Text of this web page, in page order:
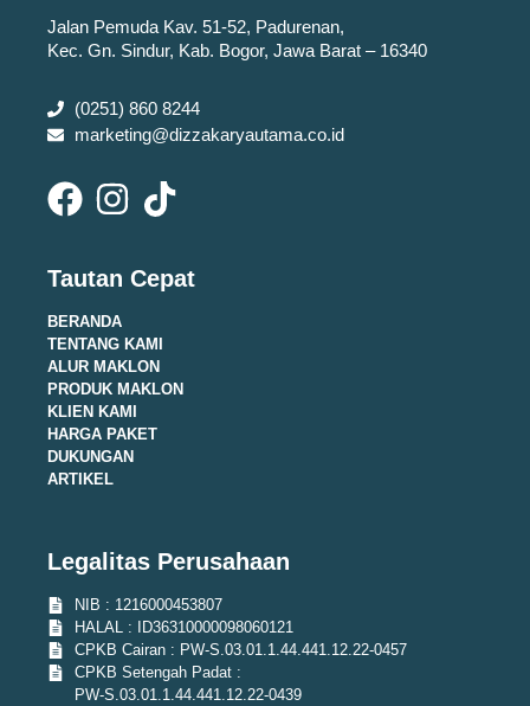
Jalan Pemuda Kav. 51-52, Padurenan,
Kec. Gn. Sindur, Kab. Bogor, Jawa Barat – 16340
(0251) 860 8244
marketing@dizzakaryautama.co.id
Tautan Cepat
BERANDA
TENTANG KAMI
ALUR MAKLON
PRODUK MAKLON
KLIEN KAMI
HARGA PAKET
DUKUNGAN
ARTIKEL
Legalitas Perusahaan
NIB : 1216000453807
HALAL : ID36310000098060121
CPKB Cairan : PW-S.03.01.1.44.441.12.22-0457
CPKB Setengah Padat :
PW-S.03.01.1.44.441.12.22-0439